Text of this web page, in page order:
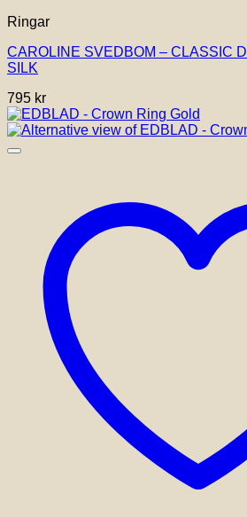
Ringar
CAROLINE SVEDBOM – CLASSIC
SILK
795 kr